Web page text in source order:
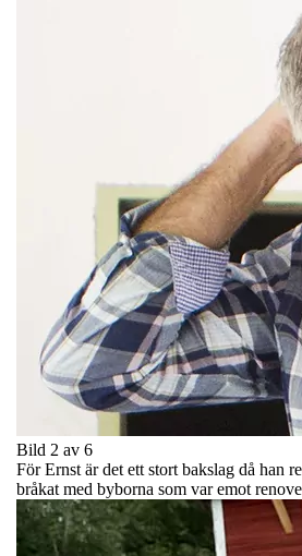
Bild 2 av 6
För Ernst är det ett stort bakslag då han
bråkat med byborna som var emot